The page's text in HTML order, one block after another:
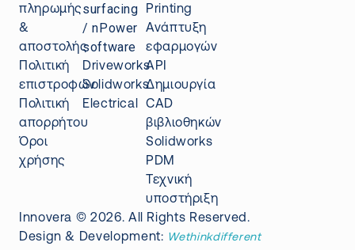
πληρωμής
&
αποστολής
Πολιτική
επιστροφών
Πολιτική
απορρήτου
Όροι
χρήσης
surfacing
/ nPower
software
Driveworks
Solidworks
Electrical
Printing
Ανάπτυξη
εφαρμογών
API
Δημιουργία
CAD
βιβλιοθηκών
Solidworks
PDM
Τεχνική
υποστήριξη
Innovera © 2026. All Rights Reserved.
Design & Development: Wethinkdifferent